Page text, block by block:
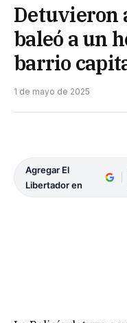
Detuvieron
baleó a un
barrio
1 de mayo de 2025
Agregar El
Libertador en